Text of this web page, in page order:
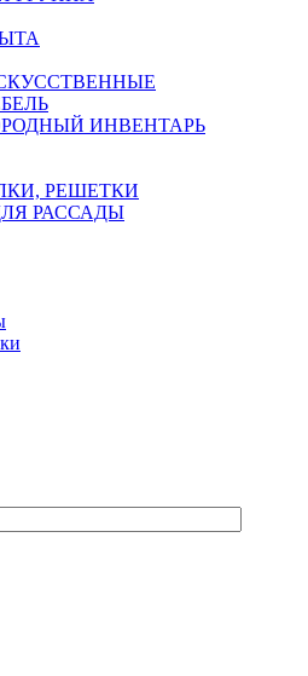
ИНВЕНТАРЬ
РЕШЕТКИ
РАССАДЫ